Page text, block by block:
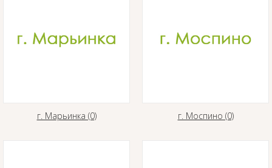
г. Марьинка (0) г. Моспино (0)